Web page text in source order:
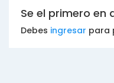
Se el primero en
Debes ingresar para